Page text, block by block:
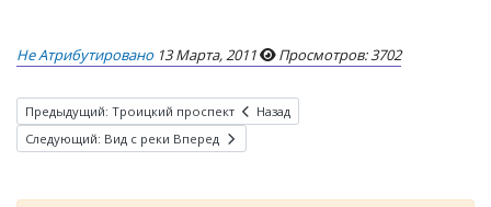
Не Атрибутировано 13 Марта, 2011 Просмотров: 3702
Предыдущий: Троицкий проспект
Назад
Следующий: Вид с реки Вперед